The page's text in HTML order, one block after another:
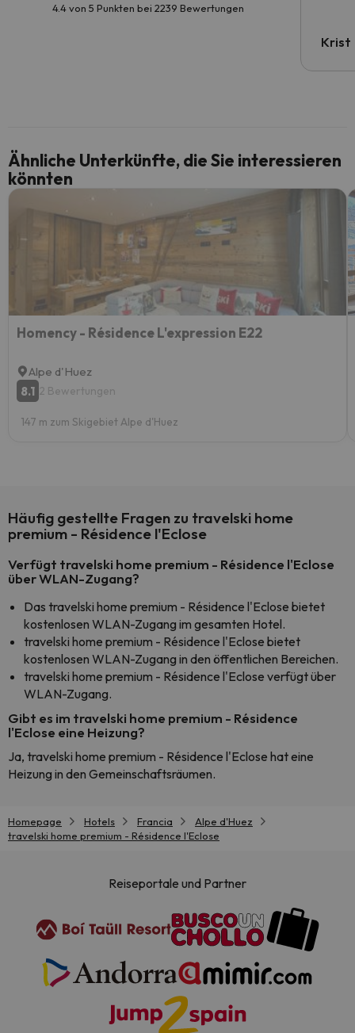
4.4 von 5 Punkten bei 2239 Bewertungen
Krist
Ähnliche Unterkünfte, die Sie interessieren
könnten
Homency - Résidence L'expression E22
Alpe d'Huez
8.1 2 Bewertungen
147 m zum Skigebiet Alpe d'Huez
Häufig gestellte Fragen zu travelski home
premium - Résidence l'Eclose
Verfügt travelski home premium - Résidence l'Eclose
über WLAN-Zugang?
Das travelski home premium - Résidence l'Eclose bietet
kostenlosen WLAN-Zugang im gesamten Hotel.
travelski home premium - Résidence l'Eclose bietet
kostenlosen WLAN-Zugang in den öffentlichen Bereichen.
travelski home premium - Résidence l'Eclose verfügt über
WLAN-Zugang.
Gibt es im travelski home premium - Résidence
l'Eclose eine Heizung?
Ja, travelski home premium - Résidence l'Eclose hat eine
Heizung in den Gemeinschaftsräumen.
Homepage Hotels Francia
Alpe d'Huez
travelski home premium - Résidence l'Eclose
Reiseportale und Partner